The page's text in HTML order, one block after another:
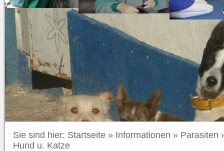
Sie sind hier: Startseite » Informationen » Parasiten
Hund u. Katze